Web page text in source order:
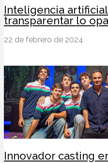
Inteligencia
transparentar lo
22 de febrero de 2024
Innovador casting